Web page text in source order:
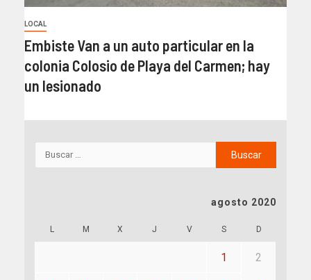
LOCAL
Embiste Van a un auto particular en la
colonia Colosio de Playa del Carmen; hay
un lesionado
agosto 2020
L M X J V S D
1 2